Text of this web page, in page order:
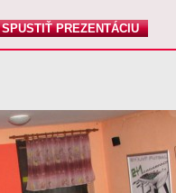
SPUSTIŤ PREZENTÁCIU